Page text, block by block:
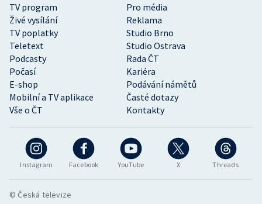
Instagram Facebook YouTube X Threads
TV program
Pro média
Živé vysílání
Reklama
TV poplatky
Studio Brno
Teletext
Studio Ostrava
Podcasty
Rada ČT
Počasí
Kariéra
E-shop
Podávání námětů
Mobilní a TV aplikace
Časté dotazy
Vše o ČT
Kontakty
© Česká televize